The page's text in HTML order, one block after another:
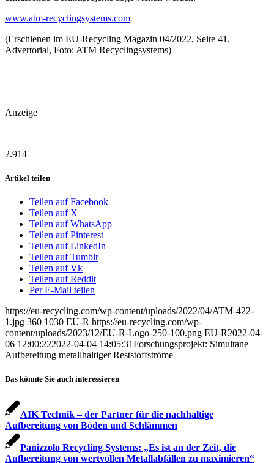
www.atm-recyclingsystems.com
(Erschienen im EU-Recycling Magazin 04/2022, Seite 41,
Advertorial, Foto: ATM Recyclingsystems)
Anzeige
2.914
Artikel teilen
Teilen auf Facebook
Teilen auf X
Teilen auf WhatsApp
Teilen auf Pinterest
Teilen auf LinkedIn
Teilen auf Tumblr
Teilen auf Vk
Teilen auf Reddit
Per E-Mail teilen
https://eu-recycling.com/wp-content/uploads/2022/04/ATM-422-
1.jpg 360 1030 EU-R https://eu-recycling.com/wp-
content/uploads/2023/12/EU-R-Logo-250-100.png EU-R2022-04-
06 12:00:222022-04-04 14:05:31Forschungsprojekt: Simultane
Aufbereitung metallhaltiger Reststoffströme
Das könnte Sie auch interessieren
AIK Technik – der Partner für die nachhaltige
Aufbereitung von Böden und Schlämmen
Panizzolo Recycling Systems: „Es ist an der Zeit, die
Aufbereitung von wertvollen Metallabfällen zu maximieren“